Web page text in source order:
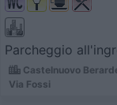
Parcheggio
Castelnuovo
Via Fossi